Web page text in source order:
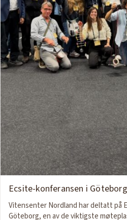
Ecsite-konferansen i Göteborg
Vitensenter Nordland har deltatt på
Göteborg, en av de viktigste